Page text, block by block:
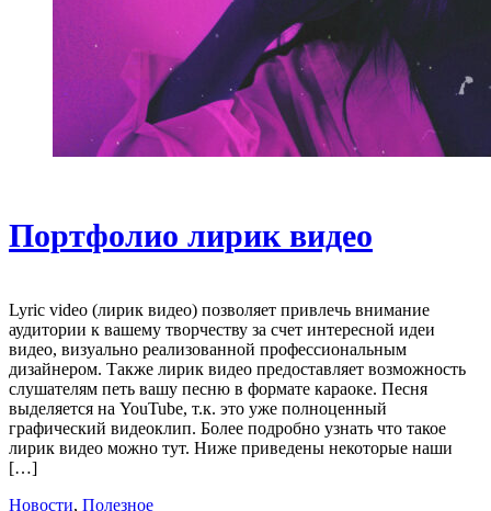
Портфолио лирик видео
Lyric video (лирик видео) позволяет привлечь внимание
аудитории к вашему творчеству за счет интересной идеи
видео, визуально реализованной профессиональным
дизайнером. Также лирик видео предоставляет возможность
слушателям петь вашу песню в формате караоке. Песня
выделяется на YouTube, т.к. это уже полноценный
графический видеоклип. Более подробно узнать что такое
лирик видео можно тут. Ниже приведены некоторые наши
[…]
Новости, Полезное